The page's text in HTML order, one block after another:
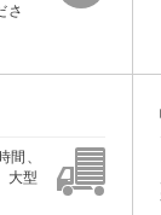
さ
間、
大型